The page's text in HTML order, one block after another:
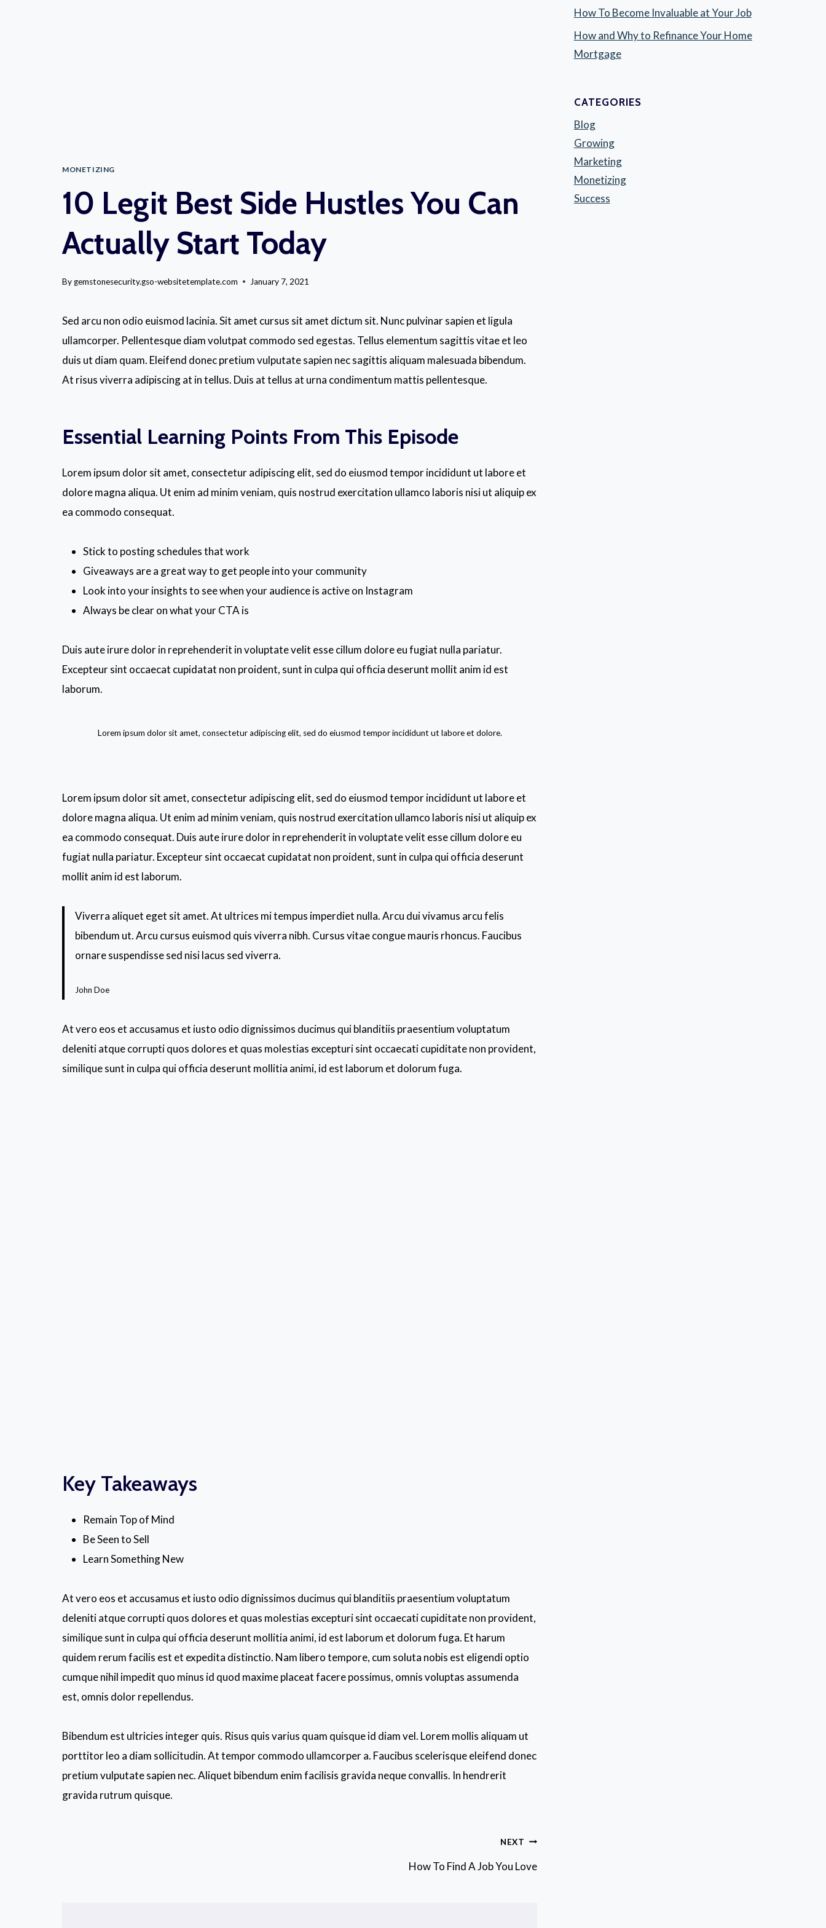
MONETIZING
10 Legit Best Side Hustles You Can
Actually Start Today
Bygemstonesecurity.gso-websitetemplate.com January 7, 2021
Sed arcu non odio euismod lacinia. Sit amet cursus sit amet dictum sit. Nunc pulvinar sapien et ligula
ullamcorper. Pellentesque diam volutpat commodo sed egestas. Tellus elementum sagittis vitae et leo
duis ut diam quam. Eleifend donec pretium vulputate sapien nec sagittis aliquam malesuada bibendum.
At risus viverra adipiscing at in tellus. Duis at tellus at urna condimentum mattis pellentesque.
Essential Learning Points From This Episode
Lorem ipsum dolor sit amet, consectetur adipiscing elit, sed do eiusmod tempor incididunt ut labore et
dolore magna aliqua. Ut enim ad minim veniam, quis nostrud exercitation ullamco laboris nisi ut aliquip ex
ea commodo consequat.
Stick to posting schedules that work
Giveaways are a great way to get people into your community
Look into your insights to see when your audience is active on Instagram
Always be clear on what your CTA is
Duis aute irure dolor in reprehenderit in voluptate velit esse cillum dolore eu fugiat nulla pariatur.
Excepteur sint occaecat cupidatat non proident, sunt in culpa qui officia deserunt mollit anim id est
laborum.
Lorem ipsum dolor sit amet, consectetur adipiscing elit, sed do eiusmod tempor incididunt ut labore et dolore.
Lorem ipsum dolor sit amet, consectetur adipiscing elit, sed do eiusmod tempor incididunt ut labore et
dolore magna aliqua. Ut enim ad minim veniam, quis nostrud exercitation ullamco laboris nisi ut aliquip ex
ea commodo consequat. Duis aute irure dolor in reprehenderit in voluptate velit esse cillum dolore eu
fugiat nulla pariatur. Excepteur sint occaecat cupidatat non proident, sunt in culpa qui officia deserunt
mollit anim id est laborum.
Viverra aliquet eget sit amet. At ultrices mi tempus imperdiet nulla. Arcu dui vivamus arcu felis
bibendum ut. Arcu cursus euismod quis viverra nibh. Cursus vitae congue mauris rhoncus. Faucibus
ornare suspendisse sed nisi lacus sed viverra.
John Doe
At vero eos et accusamus et iusto odio dignissimos ducimus qui blanditiis praesentium voluptatum
deleniti atque corrupti quos dolores et quas molestias excepturi sint occaecati cupiditate non provident,
similique sunt in culpa qui officia deserunt mollitia animi, id est laborum et dolorum fuga.
Key Takeaways
Remain Top of Mind
Be Seen to Sell
Learn Something New
At vero eos et accusamus et iusto odio dignissimos ducimus qui blanditiis praesentium voluptatum
deleniti atque corrupti quos dolores et quas molestias excepturi sint occaecati cupiditate non provident,
similique sunt in culpa qui officia deserunt mollitia animi, id est laborum et dolorum fuga. Et harum
quidem rerum facilis est et expedita distinctio. Nam libero tempore, cum soluta nobis est eligendi optio
cumque nihil impedit quo minus id quod maxime placeat facere possimus, omnis voluptas assumenda
est, omnis dolor repellendus.
Bibendum est ultricies integer quis. Risus quis varius quam quisque id diam vel. Lorem mollis aliquam ut
porttitor leo a diam sollicitudin. At tempor commodo ullamcorper a. Faucibus scelerisque eleifend donec
pretium vulputate sapien nec. Aliquet bibendum enim facilisis gravida neque convallis. In hendrerit
gravida rutrum quisque.
NEXT
How To Find A Job You Love
How To Become Invaluable at Your Job
How and Why to Refinance Your Home
Mortgage
CATEGORIES
Blog
Growing
Marketing
Monetizing
Success